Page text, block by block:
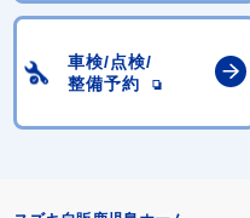
車検/点検/
整備予約